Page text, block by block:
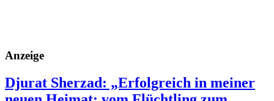
Anzeige
Djurat Sherzad: „Erfolgreich in meiner